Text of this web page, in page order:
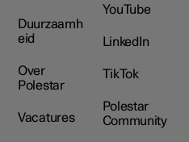
Duurzaamh
eid
Over
Polestar
Vacatures
YouTube
LinkedIn
TikTok
Polestar
Community